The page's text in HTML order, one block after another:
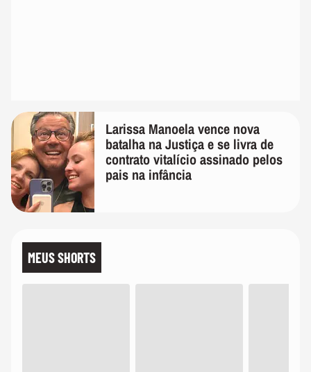
Larissa Manoela vence nova
batalha na Justiça e se livra de
contrato vitalício assinado pelos
pais na infância
MEUS SHORTS